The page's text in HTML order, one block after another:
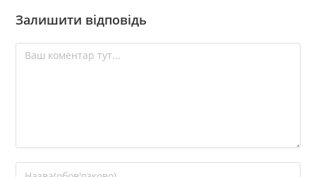
Залишити відповідь